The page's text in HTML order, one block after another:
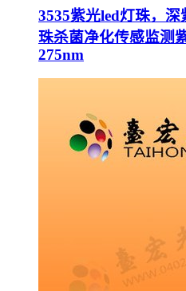
3535紫光led灯珠，
珠杀菌净化传感监测
275nm